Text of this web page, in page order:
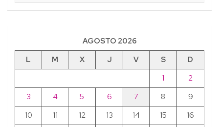
AGOSTO 2026
L
M X J V S
D
1
2
3
4 5 6 7 8
9
10
11 12 13 14 15
16